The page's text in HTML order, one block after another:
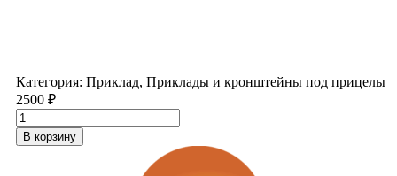
Категория: Приклад, Приклады и кронштейны под прицелы
2500 ₽
Количество
товара
Иж-58
В корзину